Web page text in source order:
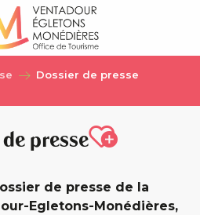
Dossier de presse
presseAjouter
de presse de la
Egletons-Monédières,